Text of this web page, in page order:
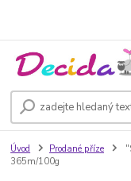
Úvod Prodané příze
365m/100g